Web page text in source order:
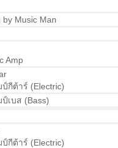
by Music Man
Amp
ป์กีต้าร์ (Electric)
ป์เบส (Bass)
ป์กีต้าร์ (Electric)